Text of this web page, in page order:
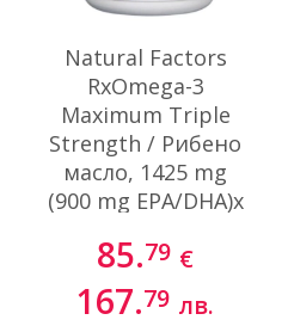
Natural Factors
RxOmega-3
Maximum Triple
Strength / Рибено
масло, 1425 mg
(900 mg EPA/DHA)х
капсули
85.79 €
167.79 лв.